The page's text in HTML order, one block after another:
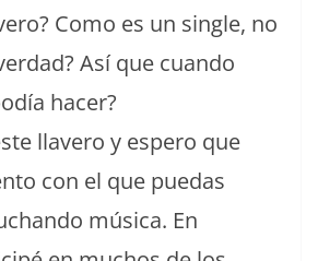
Como es un single, no
Así que cuando
hacer?
llavero y espero que
con el que puedas
música. En